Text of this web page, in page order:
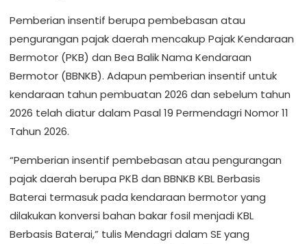
Pemberian insentif berupa pembebasan atau
pengurangan pajak daerah mencakup Pajak Kendaraan
Bermotor (PKB) dan Bea Balik Nama Kendaraan
Bermotor (BBNKB). Adapun pemberian insentif untuk
kendaraan tahun pembuatan 2026 dan sebelum tahun
2026 telah diatur dalam Pasal 19 Permendagri Nomor 11
Tahun 2026.
“Pemberian insentif pembebasan atau pengurangan
pajak daerah berupa PKВ dan BBNKB KBL Berbasis
Baterai termasuk pada kendaraan bermotor yang
dilakukan konversi bahan bakar fosil menjadi KBL
Berbasis Baterai,” tulis Mendagri dalam SE yang